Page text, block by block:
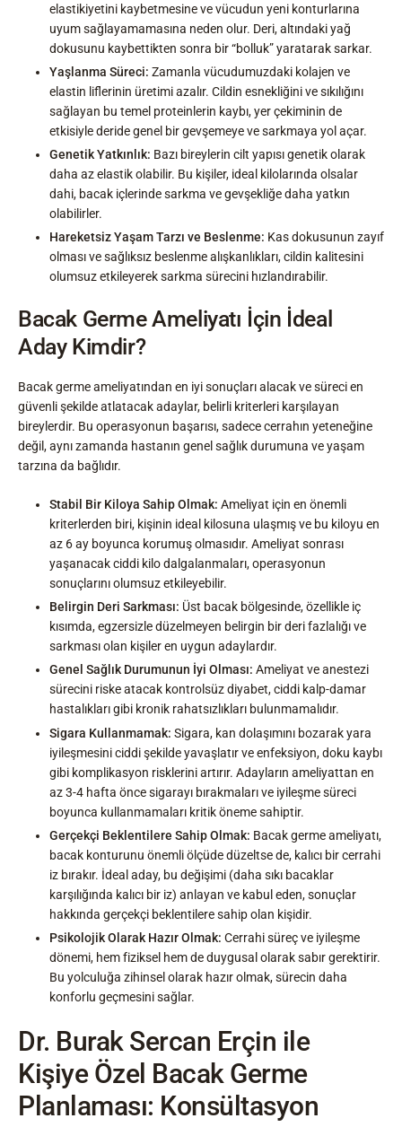
elastikiyetini kaybetmesine ve vücudun yeni konturlarına
uyum sağlayamamasına neden olur. Deri, altındaki yağ
dokusunu kaybettikten sonra bir “bolluk” yaratarak sarkar.
Yaşlanma Süreci: Zamanla vücudumuzdaki kolajen ve
elastin liflerinin üretimi azalır. Cildin esnekliğini ve sıkılığını
sağlayan bu temel proteinlerin kaybı, yer çekiminin de
etkisiyle deride genel bir gevşemeye ve sarkmaya yol açar.
Genetik Yatkınlık: Bazı bireylerin cilt yapısı genetik olarak
daha az elastik olabilir. Bu kişiler, ideal kilolarında olsalar
dahi, bacak içlerinde sarkma ve gevşekliğe daha yatkın
olabilirler.
Hareketsiz Yaşam Tarzı ve Beslenme: Kas dokusunun zayıf
olması ve sağlıksız beslenme alışkanlıkları, cildin kalitesini
olumsuz etkileyerek sarkma sürecini hızlandırabilir.
Bacak Germe Ameliyatı İçin İdeal
Aday Kimdir?
Bacak germe ameliyatından en iyi sonuçları alacak ve süreci en
güvenli şekilde atlatacak adaylar, belirli kriterleri karşılayan
bireylerdir. Bu operasyonun başarısı, sadece cerrahın yeteneğine
değil, aynı zamanda hastanın genel sağlık durumuna ve yaşam
tarzına da bağlıdır.
Stabil Bir Kiloya Sahip Olmak: Ameliyat için en önemli
kriterlerden biri, kişinin ideal kilosuna ulaşmış ve bu kiloyu en
az 6 ay boyunca korumuş olmasıdır. Ameliyat sonrası
yaşanacak ciddi kilo dalgalanmaları, operasyonun
sonuçlarını olumsuz etkileyebilir.
Belirgin Deri Sarkması: Üst bacak bölgesinde, özellikle iç
kısımda, egzersizle düzelmeyen belirgin bir deri fazlalığı ve
sarkması olan kişiler en uygun adaylardır.
Genel Sağlık Durumunun İyi Olması: Ameliyat ve anestezi
sürecini riske atacak kontrolsüz diyabet, ciddi kalp-damar
hastalıkları gibi kronik rahatsızlıkları bulunmamalıdır.
Sigara Kullanmamak: Sigara, kan dolaşımını bozarak yara
iyileşmesini ciddi şekilde yavaşlatır ve enfeksiyon, doku kaybı
gibi komplikasyon risklerini artırır. Adayların ameliyattan en
az 3-4 hafta önce sigarayı bırakmaları ve iyileşme süreci
boyunca kullanmamaları kritik öneme sahiptir.
Gerçekçi Beklentilere Sahip Olmak: Bacak germe ameliyatı,
bacak konturunu önemli ölçüde düzeltse de, kalıcı bir cerrahi
iz bırakır. İdeal aday, bu değişimi (daha sıkı bacaklar
karşılığında kalıcı bir iz) anlayan ve kabul eden, sonuçlar
hakkında gerçekçi beklentilere sahip olan kişidir.
Psikolojik Olarak Hazır Olmak: Cerrahi süreç ve iyileşme
dönemi, hem fiziksel hem de duygusal olarak sabır gerektirir.
Bu yolculuğa zihinsel olarak hazır olmak, sürecin daha
konforlu geçmesini sağlar.
Dr. Burak Sercan Erçin ile
Kişiye Özel Bacak Germe
Planlaması: Konsültasyon